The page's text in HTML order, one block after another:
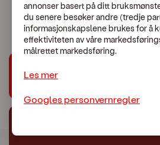
Trenger du hjelp?
annonser basert på ditt
du senere besøker andre (tredje
informasjonskapslene brukes for å
effektiviteten av våre
målrettet markedsføring.
Les mer
Googles personvernregler